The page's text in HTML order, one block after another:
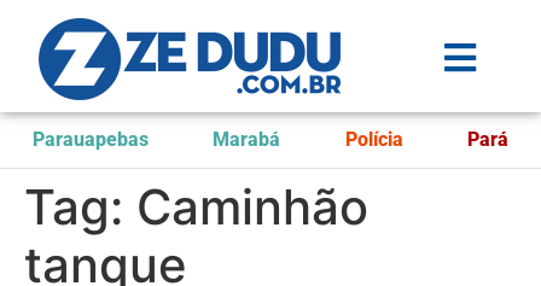
Parauapebas Marabá Polícia Pará
Tag: Caminhão
tanque